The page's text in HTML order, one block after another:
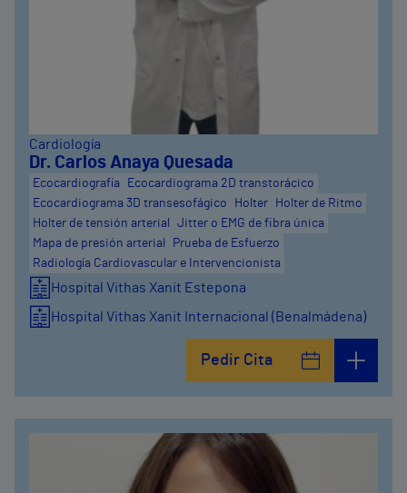
Cardiología
Dr. Carlos Anaya Quesada
Ecocardiografía
Ecocardiograma 2D transtorácico
Ecocardiograma 3D transesofágico
Holter
Holter de Ritmo
Holter de tensión arterial
Jitter o EMG de fibra única
Mapa de presión arterial
Prueba de Esfuerzo
Radiología Cardiovascular e Intervencionista
Hospital Vithas Xanit Estepona
Hospital Vithas Xanit Internacional (Benalmádena)
Pedir Cita